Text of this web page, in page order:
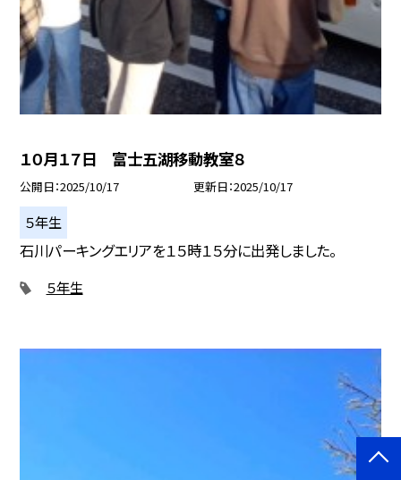
１０月１７日 富士五湖移動教室８
公開日 2025/10/17 更新日 2025/10/17
５年生
石川パーキングエリアを１５時１５分に出発しました。
５年生